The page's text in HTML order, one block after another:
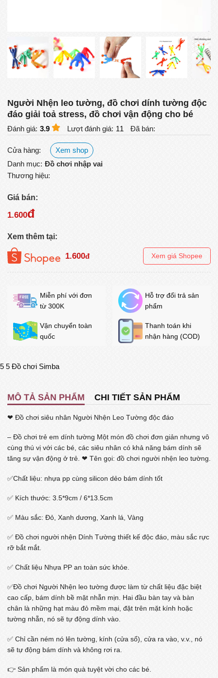
Người Nhện leo tường, đồ chơi dính tường độc
đáo giải toả stress, đồ chơi vận động cho bé
Đánh giá: 3.9 Lượt đánh giá: 11 Đã bán:
Cửa hàng:
Xem shop
Danh mục: Đồ chơi nhập vai
Thương hiệu:
Giá bán:
1.600đ
Xem thêm tại:
1.600đ Xem giá Shopee
Miễn phí với đơn
từ 300K
Hỗ trợ đổi trả sản
phẩm
Vận chuyển toàn
quốc
Thanh toán khi
nhận hàng (COD)
5 5 Đồ chơi Simba
MÔ TẢ SẢN PHẨM CHI TIẾT SẢN PHẨM
❤ Đồ chơi siêu nhân Người Nhện Leo Tường độc đáo
– Đồ chơi trẻ em dính tường Một món đồ chơi đơn giản nhưng vô
cùng thú vị với các bé, các siêu nhân có khả năng bám dính sẽ
tăng sự vận động ở trẻ. ❤ Tên gọi: đồ chơi người nhện leo tường.
✅Chất liệu: nhựa pp cùng silicon dẻo bám dính tốt
✅ Kích thước: 3.5*9cm / 6*13.5cm
✅ Màu sắc: Đỏ, Xanh dương, Xanh lá, Vàng
✅ Đồ chơi người nhện Dính Tường thiết kế độc đáo, màu sắc rực
rỡ bắt mắt.
✅ Chất liệu Nhựa PP an toàn sức khỏe.
✅Đồ chơi Người Nhện leo tường được làm từ chất liệu đặc biệt
cao cấp, bám dính bề mặt nhẵn mịn. Hai đầu bàn tay và bàn
chân là những hạt màu đỏ mềm mại, đặt trên mặt kính hoặc
tường nhẵn, nó sẽ tự động dính vào.
✅ Chỉ cần ném nó lên tường, kính (cửa sổ), cửa ra vào, v.v., nó
sẽ tự động bám dính và không rơi ra.
👉 Sản phẩm là món quà tuyệt vời cho các bé.